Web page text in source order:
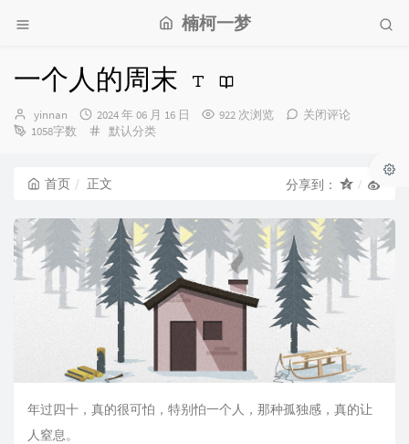
楠柯一梦
一个人的周末
博
主：
yinnan
发
布
2024 年 06 月 16 日 922 次浏览
关闭评论
1058字数
分
默认分类
首页 正文 分享到：
年过四十，真的很可怕，特别怕一个人，那种孤独感，真的让
人窒息。